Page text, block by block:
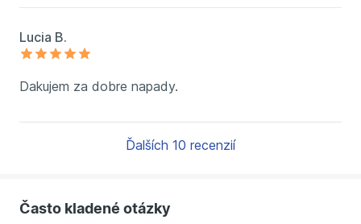
Lucia B.
Dakujem za dobre napady.
Ďalších 10 recenzií
Často kladené otázky